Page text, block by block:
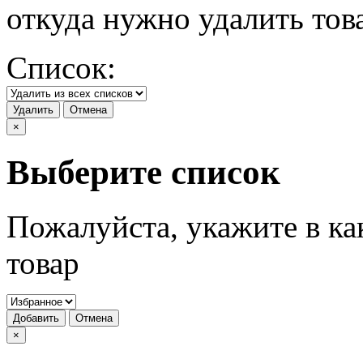
откуда нужно удалить
Список:
Удалить
Отмена
×
Выберите список
Пожалуйста, укажите в
товар
Добавить
Отмена
×